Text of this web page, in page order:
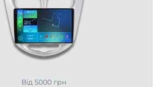
Від 5000 грн